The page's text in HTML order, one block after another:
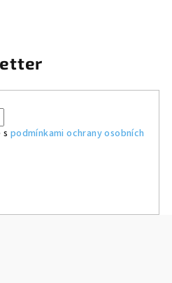
podmínkami ochrany osobních